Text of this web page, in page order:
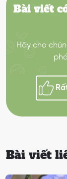
Bài viết
Hãy cho
Bài viết